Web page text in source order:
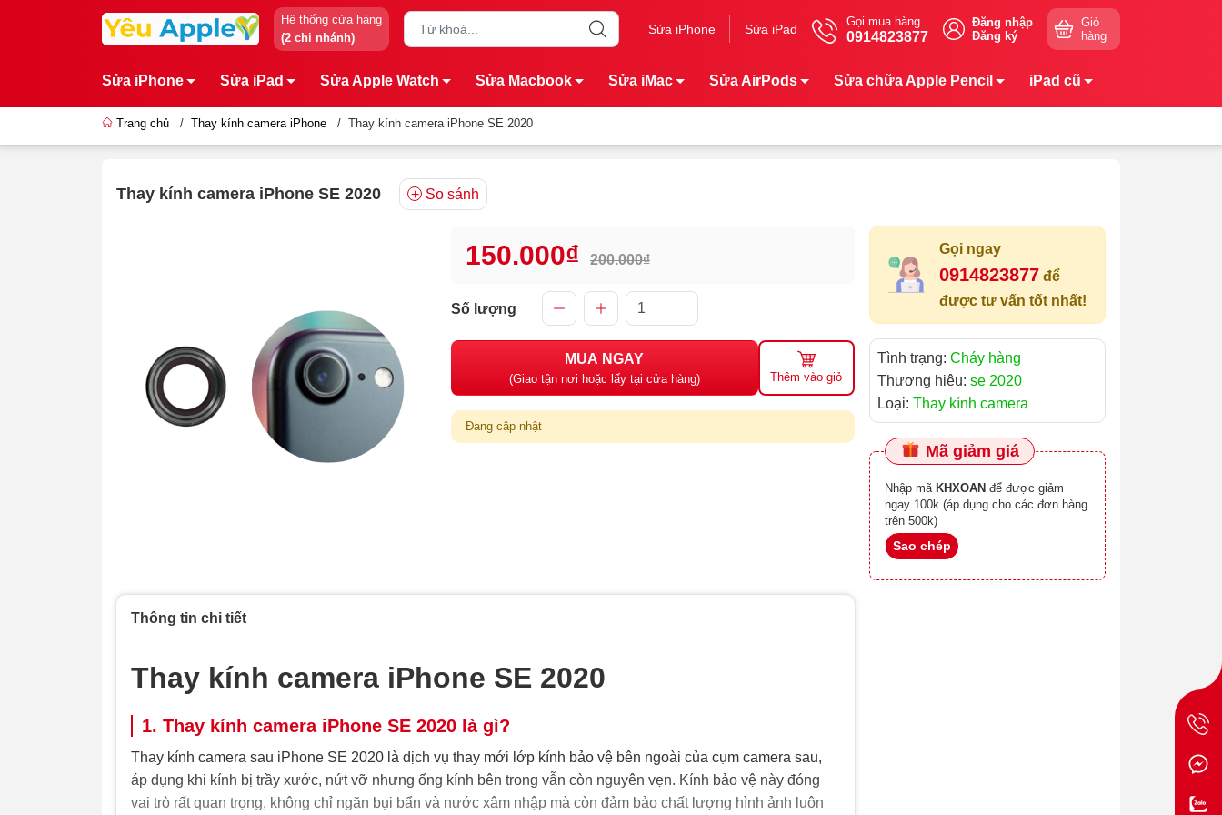
Hệ thống cửa hàng
(2 chi nhánh)
Sửa iPhone Sửa iPad
Gọi mua hàng
0914823877
Đăng nhập
Đăng ký
Giỏ
hàng
Sửa iPhone Sửa iPad Sửa Apple Watch Sửa Macbook Sửa iMac Sửa AirPods Sửa chữa Apple Pencil iPad cũ
Trang chủ / Thay kính camera iPhone / Thay kính camera iPhone SE 2020
Thay kính camera iPhone SE 2020 So sánh
150.000₫ 200.000₫
Số lượng
MUA NGAY
(Giao tận nơi hoặc lấy tại cửa hàng) Thêm vào giỏ
Đang cập nhật
Gọi ngay
0914823877 để
được tư vấn tốt nhất!
Tình trạng: Cháy hàng
Thương hiệu: se 2020
Loại: Thay kính camera
Mã giảm giá
Nhập mã KHXOAN
ngay 100k (áp dụng cho các đơn hàng
trên 500k)
Sao chép
Thông tin chi tiết
Thay kính camera iPhone SE 2020
1. Thay kính camera iPhone SE 2020 là gì?
Thay kính camera sau iPhone SE 2020 là dịch vụ thay mới lớp kính bảo vệ bên ngoài của cụm camera sau,
áp dụng khi kính bị trầy xước, nứt vỡ nhưng ống kính bên trong vẫn còn nguyên vẹn. Kính bảo vệ này đóng
vai trò rất quan trọng, không chỉ ngăn bụi bẩn và nước xâm nhập mà còn đảm bảo chất lượng hình ảnh luôn